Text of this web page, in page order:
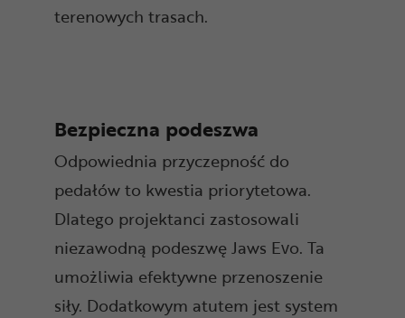
terenowych trasach.
Bezpieczna podeszwa
Odpowiednia przyczepność do
pedałów to kwestia priorytetowa.
Dlatego projektanci zastosowali
niezawodną podeszwę Jaws Evo. Ta
umożliwia efektywne przenoszenie
siły. Dodatkowym atutem jest system